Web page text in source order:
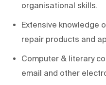
organisational skills.
Extensive knowledge
repair products and
Computer & literary
email and other